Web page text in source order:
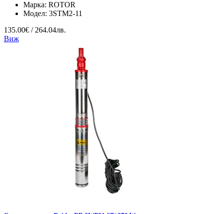
Марка: ROTOR
Модел: 3STM2-11
135.00€ / 264.04лв.
Виж